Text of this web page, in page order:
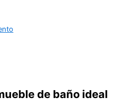
de baño ideal